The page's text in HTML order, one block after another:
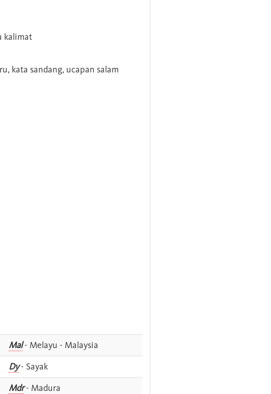
kalimat
kata sandang, ucapan salam
Mal- Melayu - Malaysia
Dy- Sayak
Mdr- Madura